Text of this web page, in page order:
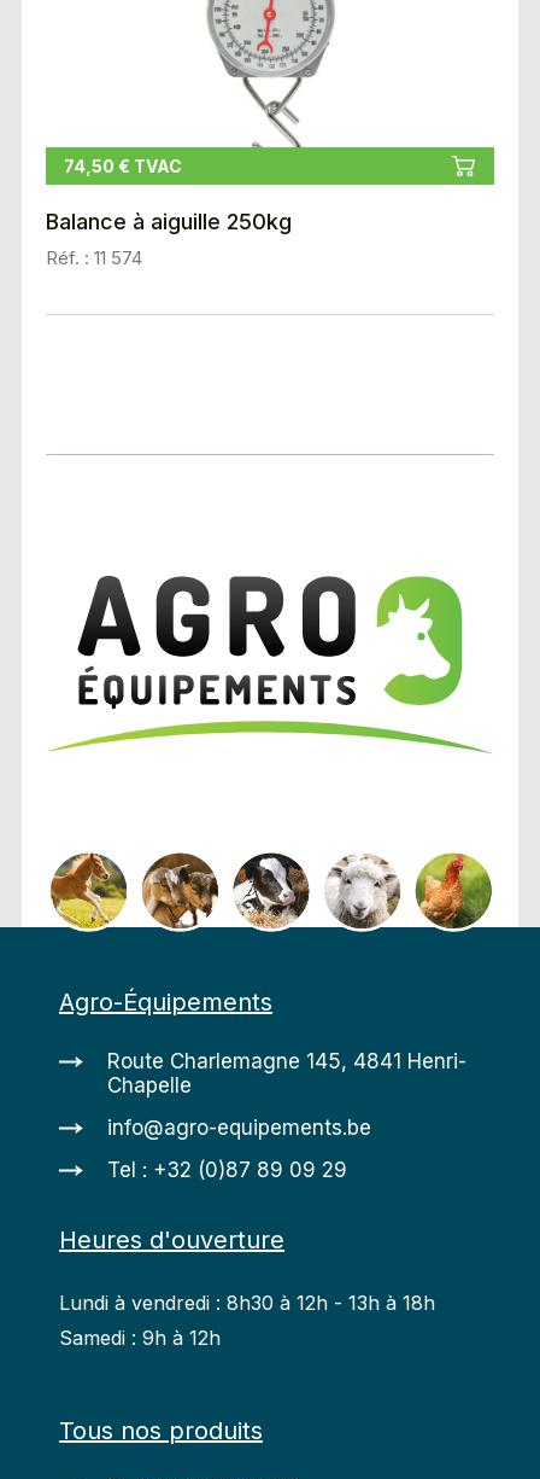
74,50 € TVAC
Balance à aiguille 250kg
Réf. : 11 574
Agro-Équipements
Route Charlemagne 145, 4841 Henri-
Chapelle
info@agro-equipements.be
Tel : +32 (0)87 89 09 29
Heures d'ouverture
Lundi à vendredi : 8h30 à 12h - 13h à 18h
Samedi : 9h à 12h
Tous nos produits